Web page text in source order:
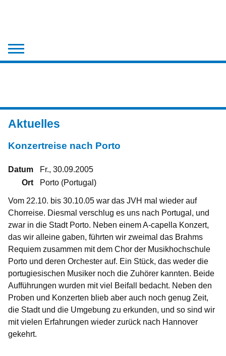
Chronik
Medien
Kontakt
Aktuelles
Konzertreise nach Porto
Datum
Fr., 30.09.2005
Ort
Porto (Portugal)
Vom 22.10. bis 30.10.05 war das JVH mal wieder auf
Chorreise. Diesmal verschlug es uns nach Portugal, und
zwar in die Stadt Porto. Neben einem A-capella Konzert,
das wir alleine gaben, führten wir zweimal das Brahms
Requiem zusammen mit dem Chor der Musikhochschule
Porto und deren Orchester auf. Ein Stück, das weder die
portugiesischen Musiker noch die Zuhörer kannten. Beide
Aufführungen wurden mit viel Beifall bedacht. Neben den
Proben und Konzerten blieb aber auch noch genug Zeit,
die Stadt und die Umgebung zu erkunden, und so sind wir
mit vielen Erfahrungen wieder zurück nach Hannover
gekehrt.